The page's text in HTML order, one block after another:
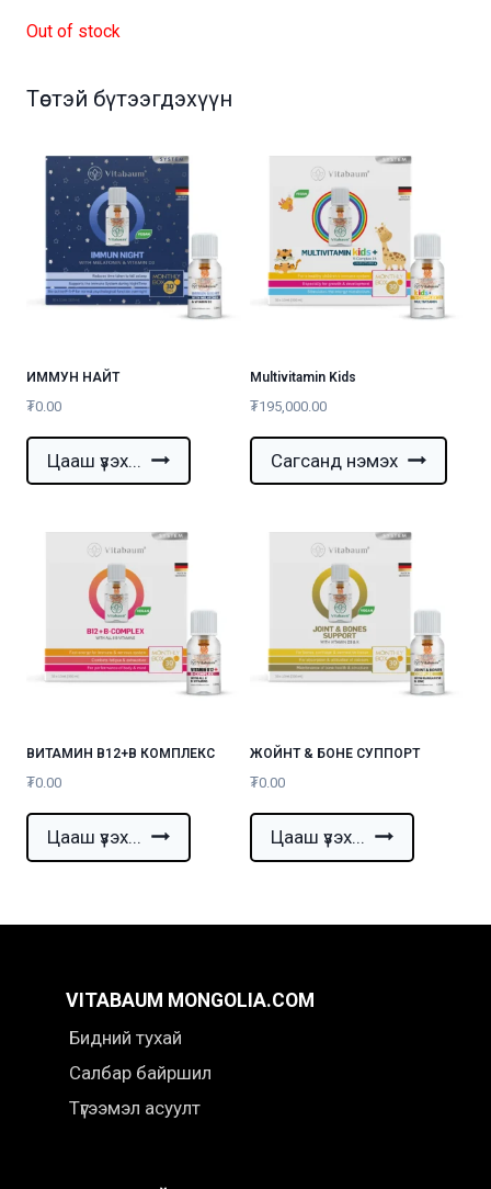
Out of stock
Төстэй бүтээгдэхүүн
ИММУН НАЙТ
₮0.00
Цааш үзэх...
Multivitamin Kids
₮195,000.00
Сагсанд нэмэх
ВИТАМИН B12+B КОМПЛЕКС
₮0.00
Цааш үзэх...
ЖОЙНТ & БОНЕ СУППОРТ
₮0.00
Цааш үзэх...
VITABAUM MONGOLIA.COM
Бидний тухай
Салбар байршил
Түгээмэл асуулт